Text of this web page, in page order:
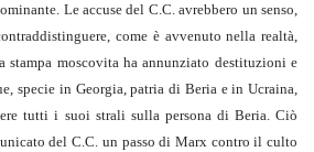
Le accuse del C.C. avrebbero un senso,
come è avvenuto nella realtà,
stampa moscovita ha annunziato destituzioni e
specie in Georgia, patria di Beria e in Ucraina,
tutti i suoi strali sulla persona di Beria. Ciò
del C.C. un passo di Marx contro il culto